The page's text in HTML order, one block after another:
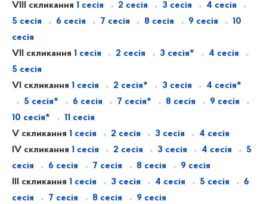
VIII скликання 1 сесія 2 сесія 3 сесія
4 сесія
5 сесія
6 сесія 7 сесія 8 сесія 9 сесія
10
сесія
VII скликання 1 сесія 2 сесія 3 сесія*
4 сесія
5 сесія
VI скликання 1 сесія 2 сесія* 3 сесія
4 сесія*
5 сесія*
6 сесія 7 сесія* 8 сесія
9 сесія
10 сесія*
11 сесія
V скликання 1 сесія 2 сесія 3 сесія
4 сесія
IV скликання 1 сесія 2 сесія 3 сесія 4 сесія
5
сесія
6 сесія 7 сесія 8 сесія
9 сесія
III скликання 1 сесія 3 сесія 4 сесія 5 сесія
6
сесія
7 сесія 8 сесія
9 сесія